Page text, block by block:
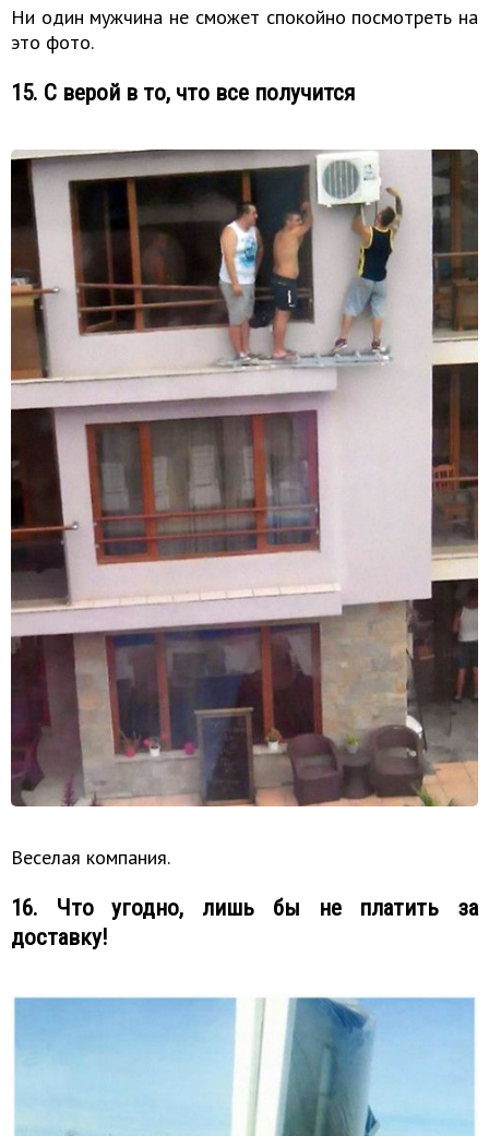
Ни один мужчина не сможет спокойно посмотреть на
это фото.
15. С верой в то, что все получится
Веселая компания.
16. Что угодно, лишь бы не платить за
доставку!